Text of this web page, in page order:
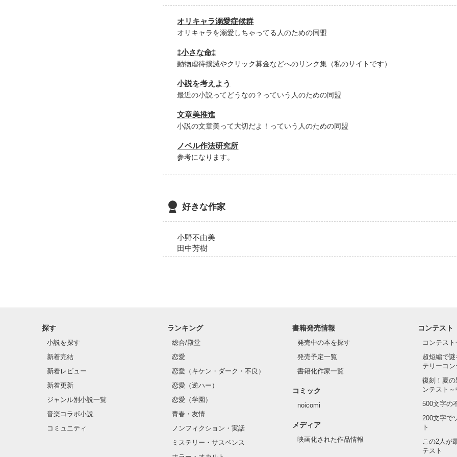
───────────────
この作品には、死や流血などの描写、同性愛（ＢＬ）要素があります。
苦手な方はお気をつけ下さい。
注：同性愛とＢＬＧＬは別物と認識しておりますが、分かりやすく注意を促すための
『王道ファンタジー』を目指します(笑)
オリキャラ溺愛症候群
オリキャラを溺愛しちゃってる人のための同盟
‡小さな命‡
動物虐待撲滅やクリック募金などへのリンク集（私のサイトです）
小説を考えよう
最近の小説ってどうなの？っていう人のための同盟
文章美推進
小説の文章美って大切だよ！っていう人のための同盟
ノベル作法研究所
参考になります。
好きな作家
小野不由美
田中芳樹
探す
小説を探す
新着完結
新着レビュー
新着更新
ジャンル別小説一覧
音楽コラボ小説
コミュニティ
ランキング
総合/殿堂
恋愛
恋愛（キケン・ダーク・不良）
恋愛（逆ハー）
恋愛（学園）
青春・友情
ノンフィクション・実話
ミステリー・サスペンス
書籍発売情報
発売中の本を探す
発売予定一覧
書籍化作家一覧
コミック
noicomi
メディア
映画化された作品情報
コンテスト
コンテス
超短編で
テリーコ
復刻！夏
ンテスト
500文字の
200文字で
ト
この2人が
テスト